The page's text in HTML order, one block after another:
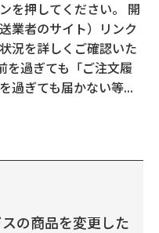
を押してください。 開
業者のサイト）リンク
況を詳しくご確認いた
を過ぎても「ご注文履
過ぎても届かない等...
の商品を変更した